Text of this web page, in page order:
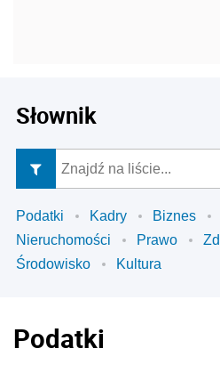
Słownik
Podatki Kadry Biznes
Nieruchomości
Prawo
Środowisko
Kultura
Podatki